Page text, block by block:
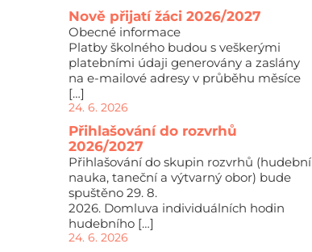
Nově přijatí žáci 2026/2027
Obecné informace
Platby školného budou s veškerými
platebními údaji generovány a zaslány
na e-mailové adresy v průběhu měsíce
[…]
24. 6. 2026
Přihlašování do rozvrhů
2026/2027
Přihlašování do skupin rozvrhů (hudební
nauka, taneční a výtvarný obor) bude
spuštěno 29. 8.
2026. Domluva individuálních hodin
hudebního […]
24. 6. 2026